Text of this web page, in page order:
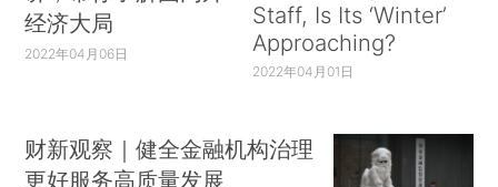
经济大局
2022年04月06日
Staff, Is Its ‘Winter’
Approaching?
2022年04月01日
财新观察｜健全金融机构治理
更好服务高质量发展